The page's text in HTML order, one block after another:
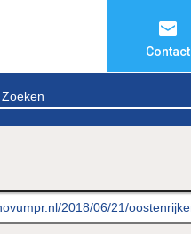
Contact